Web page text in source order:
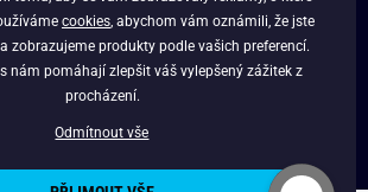
cookies , abychom vám oznámili, že jste
zobrazujeme produkty podle vašich preferencí.
nám pomáhají zlepšit váš vylepšený zážitek z
procházení.
Odmítnout vše